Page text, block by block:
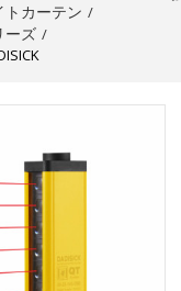
トカーテン /
ーズ /